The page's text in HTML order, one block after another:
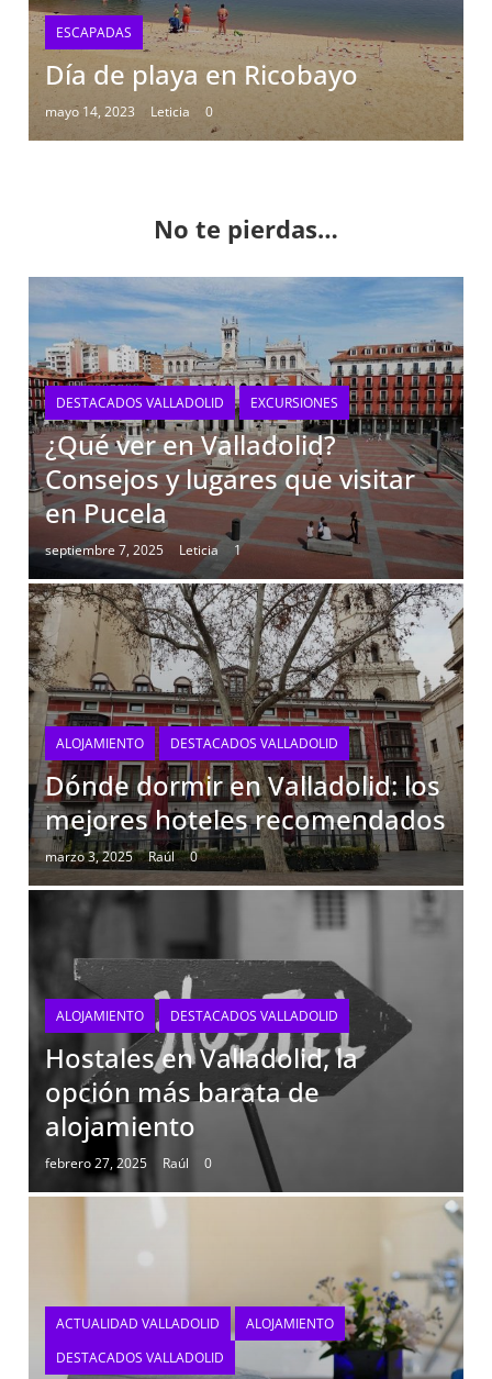
ESCAPADAS
Día de playa en Ricobayo
mayo 14, 2023 Leticia 0
No te pierdas…
DESTACADOS VALLADOLID EXCURSIONES
¿Qué ver en Valladolid?
Consejos y lugares que visitar
en Pucela
septiembre 7, 2025 Leticia 1
ALOJAMIENTO DESTACADOS VALLADOLID
Dónde dormir en Valladolid: los
mejores hoteles recomendados
marzo 3, 2025 Raúl 0
ALOJAMIENTO DESTACADOS VALLADOLID
Hostales en Valladolid, la
opción más barata de
alojamiento
febrero 27, 2025 Raúl 0
ACTUALIDAD VALLADOLID
ALOJAMIENTO
DESTACADOS VALLADOLID